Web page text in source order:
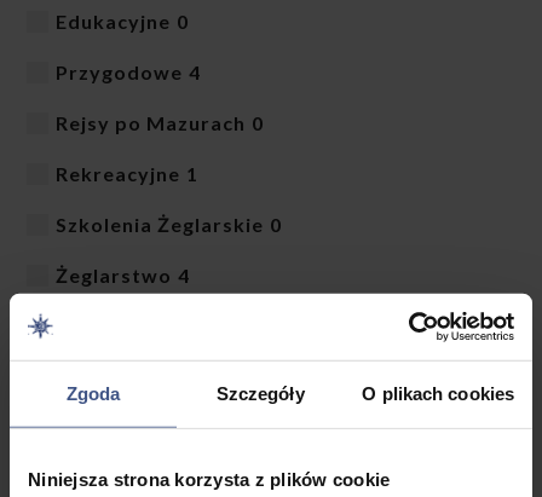
Zgoda Szczegóły O plikach cookies
Niniejsza strona korzysta z plików cookie
Edukacyjne 0
Przygodowe 4
Rejsy po Mazurach 0
Rekreacyjne 1
Szkolenia Żeglarskie 0
Żeglarstwo 4
Filtruj